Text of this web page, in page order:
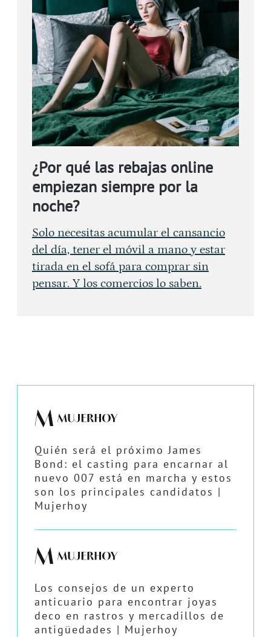
¿Por qué las rebajas online
empiezan siempre por la
noche?
Solo necesitas acumular el cansancio
del día, tener el móvil a mano y estar
tirada en el sofá para comprar sin
pensar. Y los comercios lo saben.
Quién será el próximo James
Bond: el casting para encarnar al
nuevo 007 está en marcha y estos
son los principales candidatos |
Mujerhoy
Los consejos de un experto
anticuario para encontrar joyas
deco en rastros y mercadillos de
antigüedades | Mujerhoy